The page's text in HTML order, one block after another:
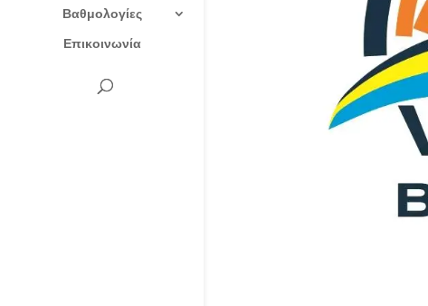
Βαθμολογίες
Επικοινωνία